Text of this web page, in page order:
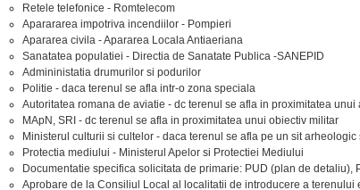
Retele telefonice - Romtelecom
Aparararea impotriva incendiilor - Pompieri
Apararea civila - Apararea Locala Antiaeriana
Sanatatea populatiei - Directia de Sanatate Publica -SANEPID
Admininistatia drumurilor si podurilor
Politie - daca terenul se afla intr-o zona speciala
Autoritatea romana de aviatie - dc terenul se afla in proximitatea unui
MApN, SRI - dc terenul se afla in proximitatea unui obiectiv militar
Ministerul culturii si cultelor - daca terenul se afla pe un sit
Protectia mediului - Ministerul Apelor si Protectiei Mediului
Documentatie specifica solicitata de primarie: PUD (plan de
Aprobare de la Consiliul Local al localitatii de introducere a terenului